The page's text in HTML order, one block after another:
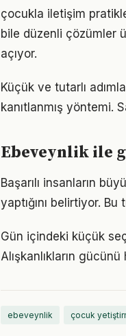
çocukla iletişim
bile düzenli çözümler
açıyor.
Küçük ve tutarlı
kanıtlanmış yöntemi.
Ebeveynlik ile
Başarılı insanların
yaptığını belirtiyor.
Gün içindeki küçük
Alışkanlıkların
ebeveynlik çocuk